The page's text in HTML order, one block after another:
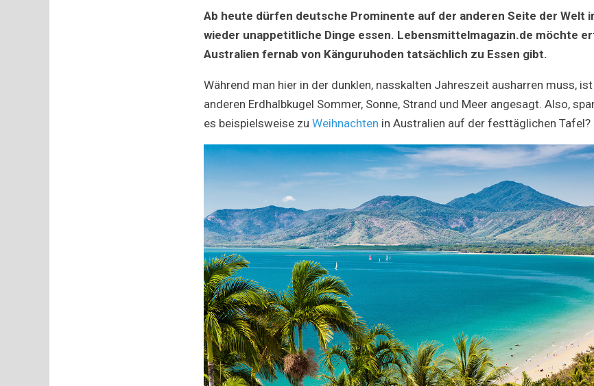
die
Ab heute dürfen deutsche Prominente auf der anderen Seite der Welt
wieder unappetitliche Dinge essen. Lebensmittelmagazin.de möchte
Australien fernab von Känguruhoden tatsächlich zu Essen gibt.
Während man hier in der dunklen, nasskalten Jahreszeit ausharren muss,
anderen Erdhalbkugel Sommer, Sonne, Strand und Meer angesagt. Also,
es beispielsweise zu Weihnachten in Australien auf der festtäglichen Tafel?